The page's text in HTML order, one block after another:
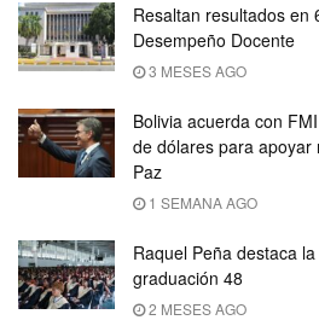
Resaltan resultados en
Desempeño Docente
3 MESES AGO
Bolivia acuerda con
de dólares para
Paz
1 SEMANA AGO
Raquel Peña destaca
graduación 48
2 MESES AGO